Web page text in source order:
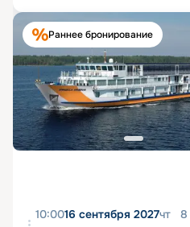
Раннее бронирование
10:0016 сентября 2027чт 8